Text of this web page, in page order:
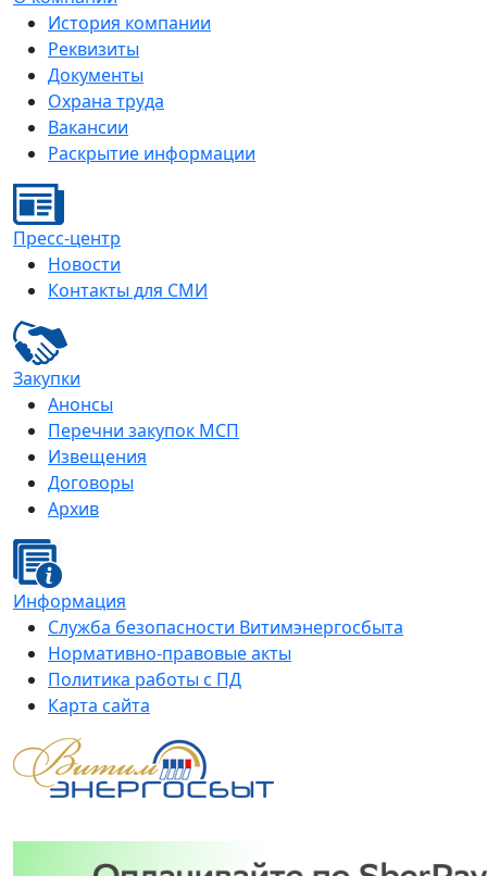
История компании
Реквизиты
Документы
Охрана труда
Вакансии
Раскрытие информации
Пресс-центр
Новости
Контакты для СМИ
Закупки
Анонсы
Перечни закупок МСП
Извещения
Договоры
Архив
Информация
Служба безопасности Витимэнергосбыта
Нормативно-правовые акты
Политика работы с ПД
Карта сайта